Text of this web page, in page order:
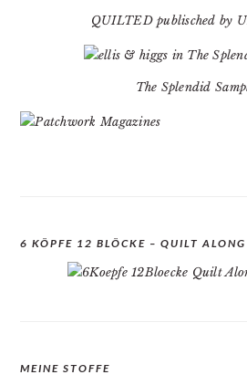
QUILTED publisched by
The Splendid
6 KÖPFE 12 BLÖCKE – QUILT ALONG
MEINE STOFFE